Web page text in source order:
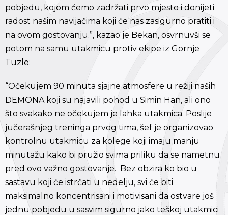
pobjedu, kojom ćemo zadržati prvo mjesto i donijeti
radost našim navijačima koji će nas zasigurno pratiti i
na ovom gostovanju.”, kazao je Bekan, osvrnuvši se
potom na samu utakmicu protiv ekipe iz Gornje
Tuzle:
“Očekujem 90 minuta sjajne atmosfere u režiji naših
DEMONA koji su najavili pohod u Simin Han, ali ono
što svakako ne očekujem je lahka utakmica. Poslije
jučerašnjeg treninga prvog tima, šef je organizovao
kontrolnu utakmicu za kolege koji imaju manju
minutažu kako bi pružio svima priliku da se nametnu
pred ovo važno gostovanje. Bez obzira ko bio u
sastavu koji će istrčati u nedelju, svi će biti
maksimalno koncentrisani i motivisani da ostvare još
jednu pobjedu u sasvim sigurno jako teškoj utakmici